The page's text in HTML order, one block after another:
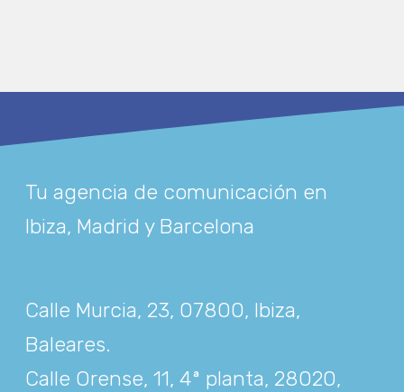
Tu agencia de comunicación en
Ibiza, Madrid y Barcelona
Calle Murcia, 23, 07800, Ibiza,
Baleares.
Calle Orense, 11, 4ª planta, 28020,